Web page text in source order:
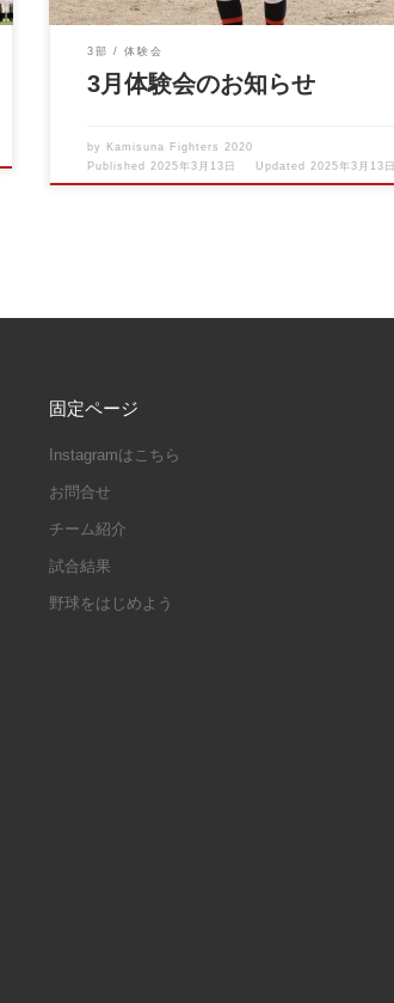
3部 体験会
3月体験会のお知らせ
by Kamisuna Fighters 2020
Published 2025年3月13日 Updated 2025年3月13日
固定ページ
Instagramはこちら
お問合せ
チーム紹介
試合結果
野球をはじめよう